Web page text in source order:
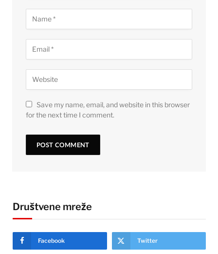
Save my name, email, and website in this browser
for the next time I comment.
Društvene mreže
Facebook Twitter